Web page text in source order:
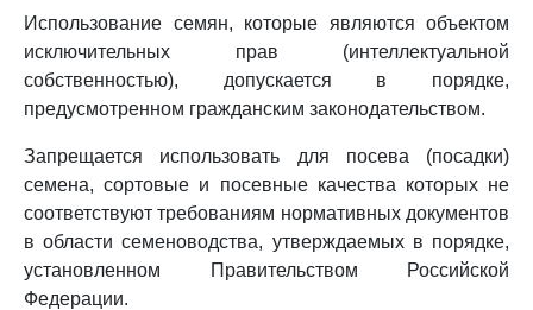
Использование семян, которые являются объектом
исключительных прав (интеллектуальной
собственностью), допускается в порядке,
предусмотренном гражданским законодательством.
Запрещается использовать для посева (посадки)
семена, сортовые и посевные качества которых не
соответствуют требованиям нормативных документов
в области семеноводства, утверждаемых в порядке,
установленном Правительством Российской
Федерации.